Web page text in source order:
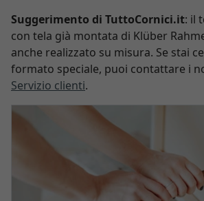
Suggerimento di TuttoCornici.it: il
con tela già montata di Klüber
anche realizzato su misura. Se stai
formato speciale, puoi contattare i
Servizio clienti.